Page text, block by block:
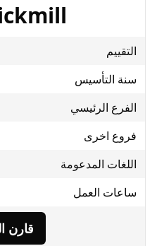
Tickmill بإيجاز
جنوب
ساعات
قارن الوسيط